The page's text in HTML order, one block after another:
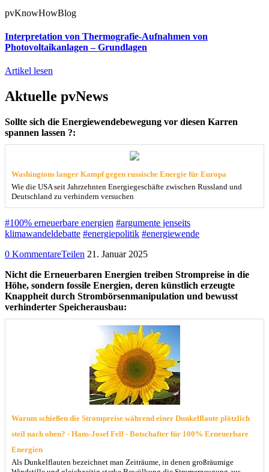
pvKnowHowBlog
Interpretation von Thermografie-Aufnahmen von
Photovoltaikanlagen – Grundlagen
Artikel lesen
Aktuelle pvNews
Sollte sich die Energiewendebewegung vor diesen Karren
spannen lassen ?:
Washingtons langer Kampf gegen russische Energie für Europa
Wie die USA seit Jahrzehnten Energiegeschäfte zwischen Russland und
Deutschland zu verhindern versuchen
#100% erneuerbare energien #argumente jenseits
klimawandeldebatte #energiepolitik #energiewende
0 KommentareTeilen 21. Januar 2025
Nicht die Erneuerbaren Energien treiben Strompreise in die
Höhe, sondern fossile Energien, deren künstlich erzeugte
Knappheit durch Strombörsenmanipulation und bewusst
verhinderter Speicherausbau:
Warum schießen die Strompreise während einer Dunkelflaute plötzlich
steil nach oben? - Hans-Josef Fell - Botschafter für 100% Erneuerbare
Energien
Als Dunkelflauten bezeichnet man Zeiträume, in denen großräumige